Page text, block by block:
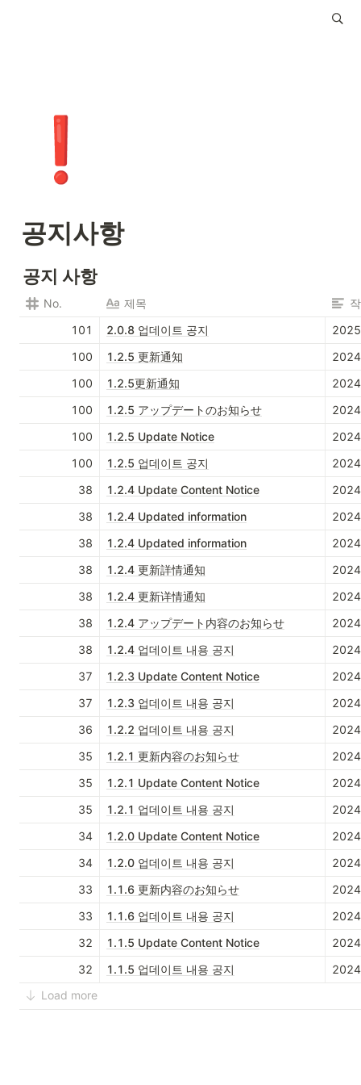
❗
공지사항
공지 사항
No. 제목
101
2.0.8 업데이트 공지
100
1.2.5 更新通知
100
1.2.5更新通知
100
1.2.5 アップデートのお知らせ
100
1.2.5 Update Notice
100
1.2.5 업데이트 공지
38
1.2.4 Update Content Notice
38
1.2.4 Updated information
38
1.2.4 Updated information
38
1.2.4 更新詳情通知
38
1.2.4 更新详情通知
38
1.2.4 アップデート内容のお知らせ
38
1.2.4 업데이트 내용 공지
37
1.2.3 Update Content Notice
37
1.2.3 업데이트 내용 공지
36
1.2.2 업데이트 내용 공지
35
1.2.1 更新内容のお知らせ
35
1.2.1 Update Content Notice
35
1.2.1 업데이트 내용 공지
34
1.2.0 Update Content Notice
34
1.2.0 업데이트 내용 공지
33
1.1.6 更新内容のお知らせ
33
1.1.6 업데이트 내용 공지
32
1.1.5 Update Content Notice
32
1.1.5 업데이트 내용 공지
Load more